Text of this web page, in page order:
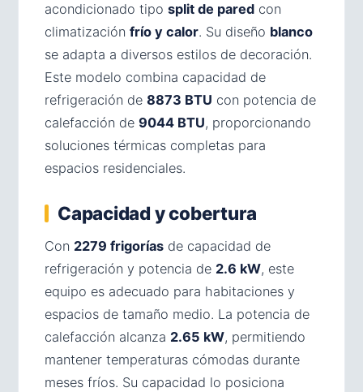
acondicionado tipo split de pared con
climatización frío y calor. Su diseño blanco
se adapta a diversos estilos de decoración.
Este modelo combina capacidad de
refrigeración de 8873 BTU con potencia de
calefacción de 9044 BTU, proporcionando
soluciones térmicas completas para
espacios residenciales.
Capacidad y cobertura
Con 2279 frigorías de capacidad de
refrigeración y potencia de 2.6 kW, este
equipo es adecuado para habitaciones y
espacios de tamaño medio. La potencia de
calefacción alcanza 2.65 kW, permitiendo
mantener temperaturas cómodas durante
meses fríos. Su capacidad lo posiciona